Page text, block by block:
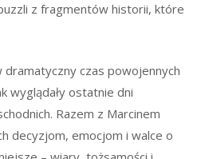
z fragmentów historii, które
dramatyczny czas powojennych
wyglądały ostatnie dni
Razem z Marcinem
decyzjom, emocjom i walce o